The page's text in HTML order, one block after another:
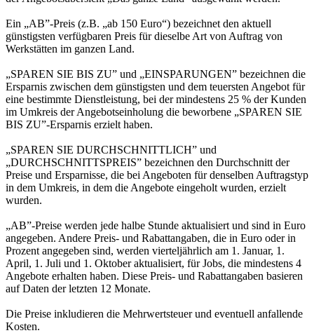
Ein „AB”-Preis (z.B. „ab 150 Euro“) bezeichnet den aktuell
günstigsten verfügbaren Preis für dieselbe Art von Auftrag von
Werkstätten im ganzen Land.
„SPAREN SIE BIS ZU” und „EINSPARUNGEN” bezeichnen die
Ersparnis zwischen dem günstigsten und dem teuersten Angebot für
eine bestimmte Dienstleistung, bei der mindestens 25 % der Kunden
im Umkreis der Angebotseinholung die beworbene „SPAREN SIE
BIS ZU”-Ersparnis erzielt haben.
„SPAREN SIE DURCHSCHNITTLICH” und
„DURCHSCHNITTSPREIS” bezeichnen den Durchschnitt der
Preise und Ersparnisse, die bei Angeboten für denselben Auftragstyp
in dem Umkreis, in dem die Angebote eingeholt wurden, erzielt
wurden.
„AB”-Preise werden jede halbe Stunde aktualisiert und sind in Euro
angegeben. Andere Preis- und Rabattangaben, die in Euro oder in
Prozent angegeben sind, werden vierteljährlich am 1. Januar, 1.
April, 1. Juli und 1. Oktober aktualisiert, für Jobs, die mindestens 4
Angebote erhalten haben. Diese Preis- und Rabattangaben basieren
auf Daten der letzten 12 Monate.
Die Preise inkludieren die Mehrwertsteuer und eventuell anfallende
Kosten.